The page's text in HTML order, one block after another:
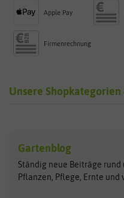
Apple Pay
Firmenrechnung
Unsere
Exotische Samen
Gemüsesamen
Gründünger
Arche Noah
ASB Greenworld
Gartenblog
Ständig neue Beiträge rund
Pflanzen, Pflege, Ernte und